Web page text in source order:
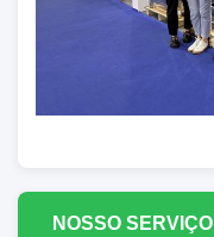
NOSSO SERVIÇO